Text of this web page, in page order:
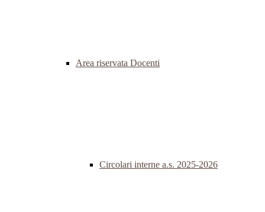
Area riservata Docenti
Circolari interne a.s. 2025-2026